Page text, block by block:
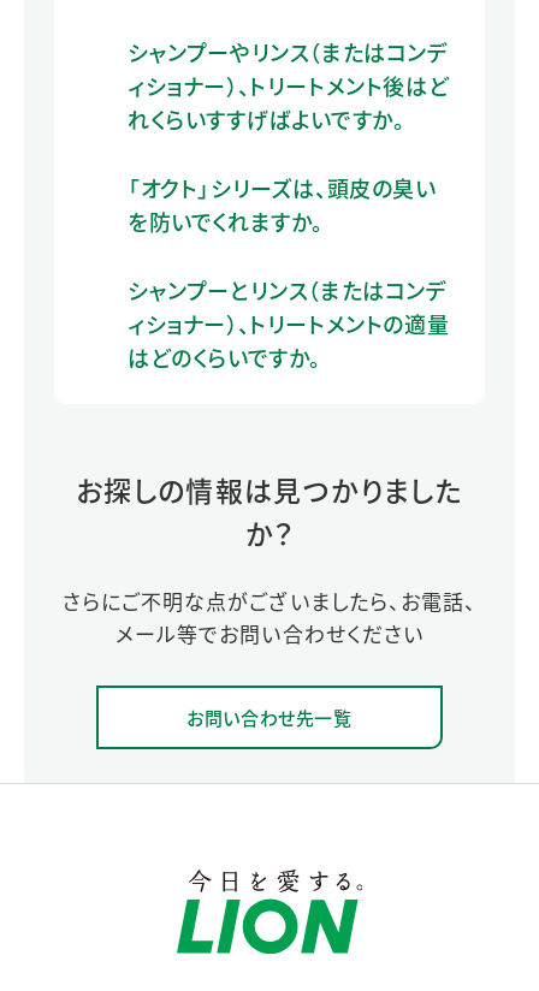
シャンプーやリンス（またはコンデ
ィショナー）、トリートメント後はど
れくらいすすげばよいですか。
「オクト」シリーズは、頭皮の臭い
を防いでくれますか。
シャンプーとリンス（またはコンデ
ィショナー）、トリートメントの適量
はどのくらいですか。
お探しの情報は見つかりました
か？
さらにご不明な点がございましたら、お電話、
メール等でお問い合わせください
お問い合わせ先一覧